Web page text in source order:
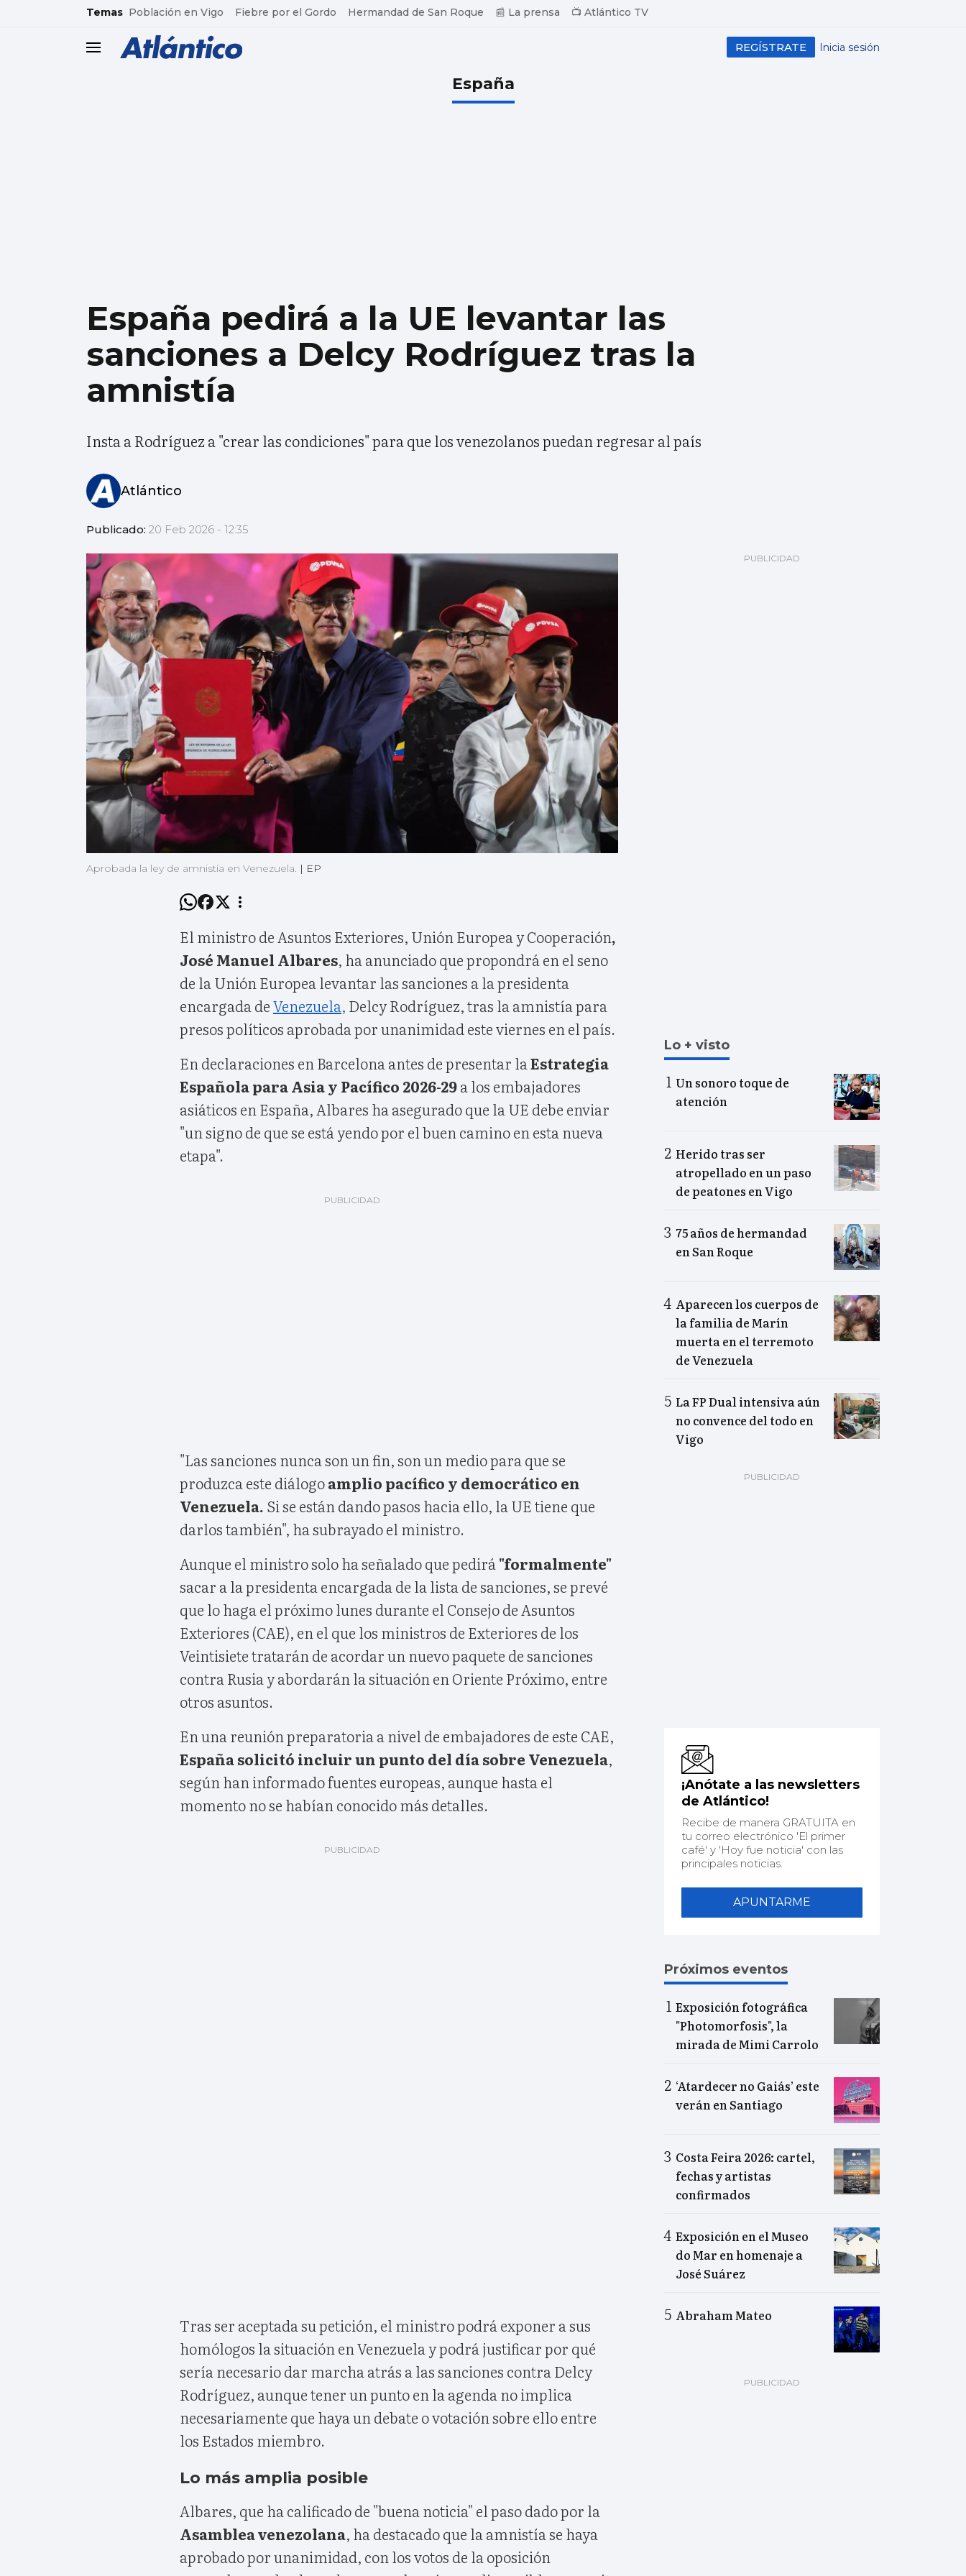
common.go-to-content
Temas Población en Vigo Fiebre por el Gordo Hermandad de San Roque 📰 La prensa 📺 Atlántico TV
header.menu.open Inicia sesión
REGÍSTRATE
España
España pedirá a la UE levantar las
sanciones a Delcy Rodríguez tras la
amnistía
Insta a Rodríguez a "crear las condiciones" para que los venezolanos puedan regresar al país
Atlántico
Publicado: 20 Feb 2026 - 12:35
Aprobada la ley de amnistía en Venezuela. | EP
El ministro de Asuntos Exteriores, Unión Europea y Cooperación,
José Manuel Albares, ha anunciado que propondrá en el seno
de la Unión Europea levantar las sanciones a la presidenta
encargada deVenezuela, Delcy Rodríguez, tras la amnistía para
presos políticos aprobada por unanimidad este viernes en el país.
En declaraciones en Barcelona antes de presentar la Estrategia
Española para Asia y Pacífico 2026-29a los embajadores
asiáticos en España, Albares ha asegurado que la UE debe enviar
"un signo de que se está yendo por el buen camino en esta nueva
etapa".
"Las sanciones nunca son un fin, son un medio para que se
produzca este diálogoamplio pacífico y democrático en
Venezuela. Si se están dando pasos hacia ello, la UE tiene que
darlos también", ha subrayado el ministro.
Aunque el ministro solo ha señalado que pedirá "formalmente"
sacar a la presidenta encargada de la lista de sanciones, se prevé
que lo haga el próximo lunes durante el Consejo de Asuntos
Exteriores (CAE), en el que los ministros de Exteriores de los
Veintisiete tratarán de acordar un nuevo paquete de sanciones
contra Rusia y abordarán la situación en Oriente Próximo, entre
otros asuntos.
En una reunión preparatoria a nivel de embajadores de este CAE,
España solicitó incluir un punto del día sobre Venezuela,
según han informado fuentes europeas, aunque hasta el
momento no se habían conocido más detalles.
Tras ser aceptada su petición, el ministro podrá exponer a sus
homólogos la situación en Venezuela y podrá justificar por qué
sería necesario dar marcha atrás a las sanciones contra Delcy
Rodríguez, aunque tener un punto en la agenda no implica
necesariamente que haya un debate o votación sobre ello entre
los Estados miembro.
Lo más amplia posible
Albares, que ha calificado de "buena noticia" el paso dado por la
Asamblea venezolana, ha destacado que la amnistía se haya
aprobado por unanimidad, con los votos de la oposición
Lo + visto
Un sonoro toque de
atención
Herido tras ser
atropellado en un paso
de peatones en Vigo
75 años de hermandad
en San Roque
Aparecen los cuerpos de
la familia de Marín
muerta en el terremoto
de Venezuela
La FP Dual intensiva aún
no convence del todo en
Vigo
¡Anótate a las newsletters
de Atlántico!
Recibe de manera GRATUITA en
tu correo electrónico 'El primer
café' y 'Hoy fue noticia' con las
principales noticias.
APUNTARME
Próximos eventos
Exposición fotográfica
"Photomorfosis", la
mirada de Mimi Carrolo
‘Atardecer no Gaiás’ este
verán en Santiago
Costa Feira 2026: cartel,
fechas y artistas
confirmados
Exposición en el Museo
do Mar en homenaje a
José Suárez
Abraham Mateo